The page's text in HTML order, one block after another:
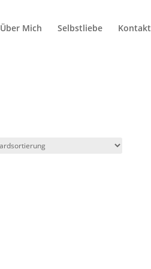
Über Mich Selbstliebe Kontakt